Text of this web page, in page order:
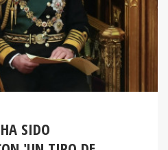
SIDO